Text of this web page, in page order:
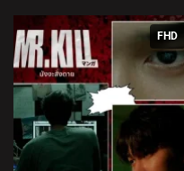
FHD